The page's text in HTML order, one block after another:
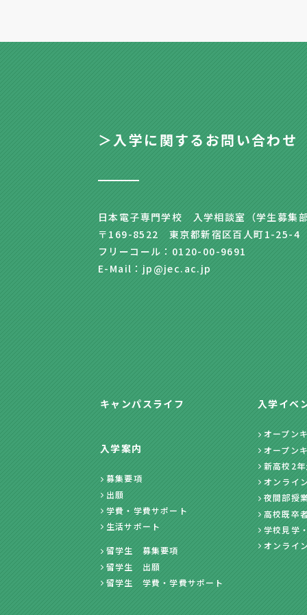
＞入学に関するお問い合わせ
日本電子専門学校 入学相談室（学生募集
〒169-8522 東京都新宿区百人町1-25-4
フリーコール：0120-00-9691
E-Mail：jp@jec.ac.jp
キャンパスライフ
入学案内
募集要項
出願
学費・学費サポート
生活サポート
留学生 募集要項
留学生 出願
留学生 学費・学費サポート
入学イベ
オープン
オープン
新高校2
オンライ
夜間部授
高校既卒
学校見学
オンライ